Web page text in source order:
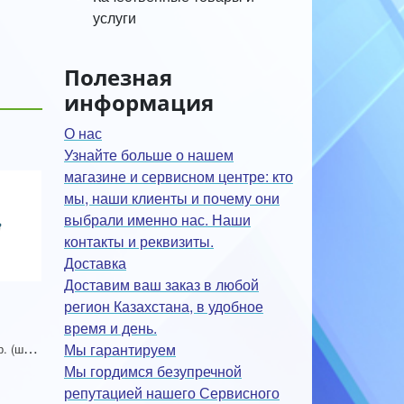
Т
ермопаста серая 30 гр. (шприц)
услуги
Полезная
информация
О нас
Узнайте больше о нашем
магазине и сервисном центре: кто
мы, наши клиенты и почему они
выбрали именно нас. Наши
контакты и реквизиты.
Доставка
Доставим ваш заказ в любой
регион Казахстана, в удобное
время и день.
Мы гарантируем
Мы гордимся безупречной
репутацией нашего Сервисного